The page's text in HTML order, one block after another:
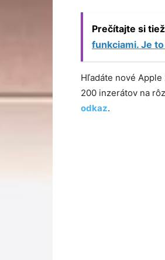
Prečítajte si tiež
funkciami. Je
Hľadáte nové
200 inzerátov na
odkaz.